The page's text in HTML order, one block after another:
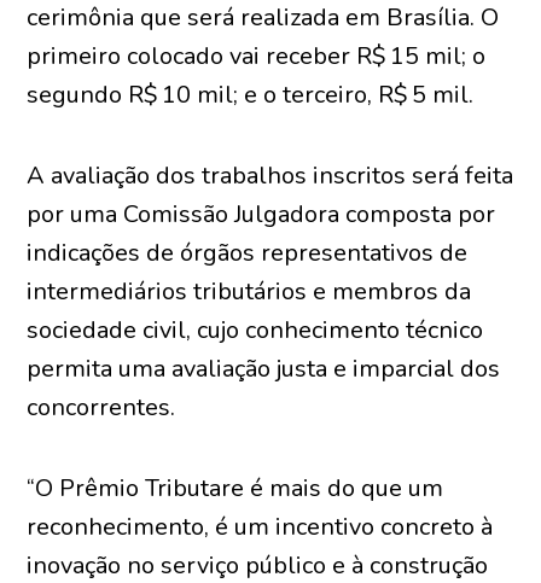
cerimônia que será realizada em Brasília. O
primeiro colocado vai receber R$ 15 mil; o
segundo R$ 10 mil; e o terceiro, R$ 5 mil.
A avaliação dos trabalhos inscritos será feita
por uma Comissão Julgadora composta por
indicações de órgãos representativos de
intermediários tributários e membros da
sociedade civil, cujo conhecimento técnico
permita uma avaliação justa e imparcial dos
concorrentes.
“O Prêmio Tributare é mais do que um
reconhecimento, é um incentivo concreto à
inovação no serviço público e à construção